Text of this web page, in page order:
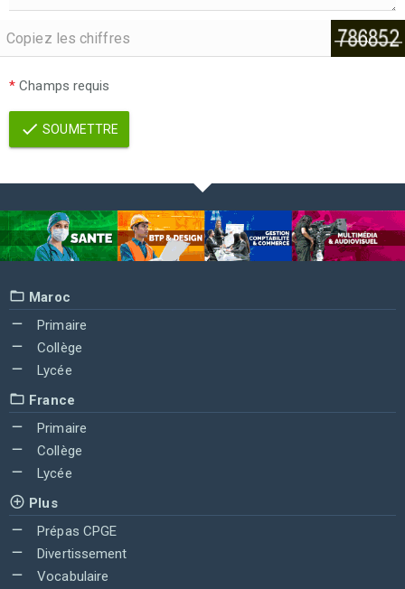
* Champs requis
SOUMETTRE
Maroc
Primaire
Collège
Lycée
France
Primaire
Collège
Lycée
Plus
Prépas CPGE
Divertissement
Vocabulaire